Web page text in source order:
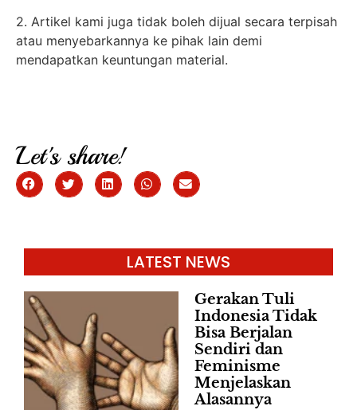
2. Artikel kami juga tidak boleh dijual secara terpisah
atau menyebarkannya ke pihak lain demi
mendapatkan keuntungan material.
Let's share!
LATEST NEWS
Gerakan Tuli
Indonesia Tidak
Bisa Berjalan
Sendiri dan
Feminisme
Menjelaskan
Alasannya